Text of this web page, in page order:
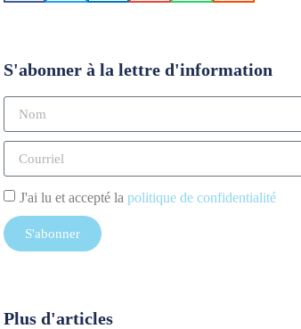
S'abonner à la lettre d'information
J'ai lu et accepté la politique de confidentialité
S'abonner
Plus d'articles